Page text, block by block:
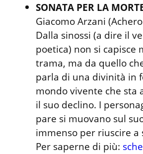
SONATA PER LA
Giacomo Arzani
Dalla sinossi (a dire il
poetica) non si capisce
trama, ma da quello
parla di una divinità in
mondo vivente che sta
il suo declino. I
pare si muovano sul
immenso per riuscire a
Per saperne di più: